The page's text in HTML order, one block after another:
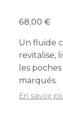
68,00
Un fluide
revitalise,
les
marqués.
En savoir